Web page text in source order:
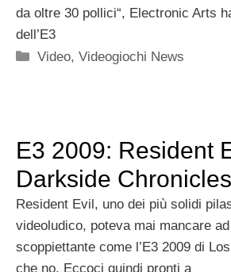
da oltre 30 pollici“, Electronic Arts
dell’E3
Categorie
Video,Videogiochi News
E3 2009: Resident
Darkside
Resident Evil, uno dei più solidi
videoludico, poteva mai mancare
scoppiettante come l’E3 2009 di
che no. Eccoci quindi pronti a